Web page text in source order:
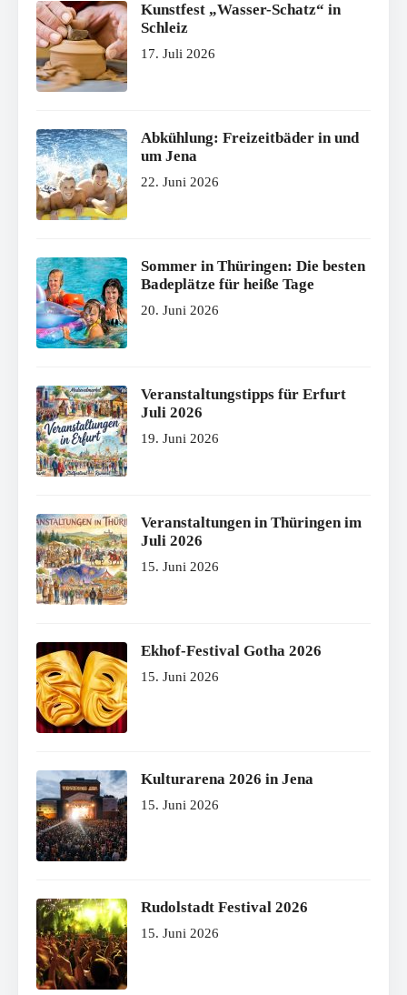
Kunstfest „Wasser-Schatz“ in
Schleiz
17. Juli 2026
Abkühlung: Freizeitbäder in und
um Jena
22. Juni 2026
Sommer in Thüringen: Die besten
Badeplätze für heiße Tage
20. Juni 2026
Veranstaltungstipps für Erfurt
Juli 2026
19. Juni 2026
Veranstaltungen in Thüringen im
Juli 2026
15. Juni 2026
Ekhof-Festival Gotha 2026
15. Juni 2026
Kulturarena 2026 in Jena
15. Juni 2026
Rudolstadt Festival 2026
15. Juni 2026